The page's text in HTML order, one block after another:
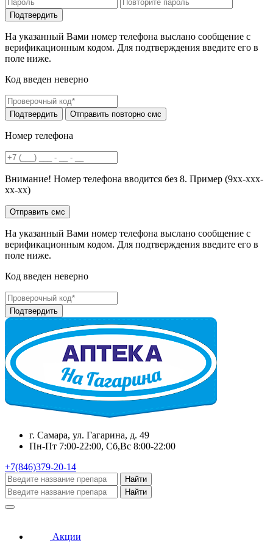
На указанный Вами номер телефона выслано сообщение с
верификационным кодом. Для подтверждения введите его в
поле ниже.
Код введен неверно
Номер телефона
Внимание! Номер телефона вводится без 8. Пример (9хх-ххх-
хх-хх)
На указанный Вами номер телефона выслано сообщение с
верификационным кодом. Для подтверждения введите его в
поле ниже.
Код введен неверно
г. Самара, ул. Гагарина, д. 49
Пн-Пт 7:00-22:00, Сб,Вс 8:00-22:00
+7(846)379-20-14
Найти
Найти
Акции